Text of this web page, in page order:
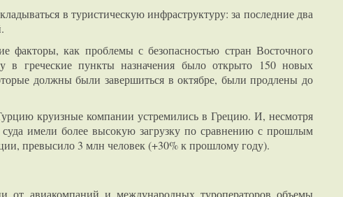
в туристическую инфраструктуру: за последние два
факторы, как проблемы с безопасностью стран Восточного
в греческие пункты назначения было открыто 150 новых
должны были завершиться в октябре, были продлены до
круизные компании устремились в Грецию. И, несмотря
имели более высокую загрузку по сравнению с прошлым
превысило 3 млн человек (+30% к прошлому году).